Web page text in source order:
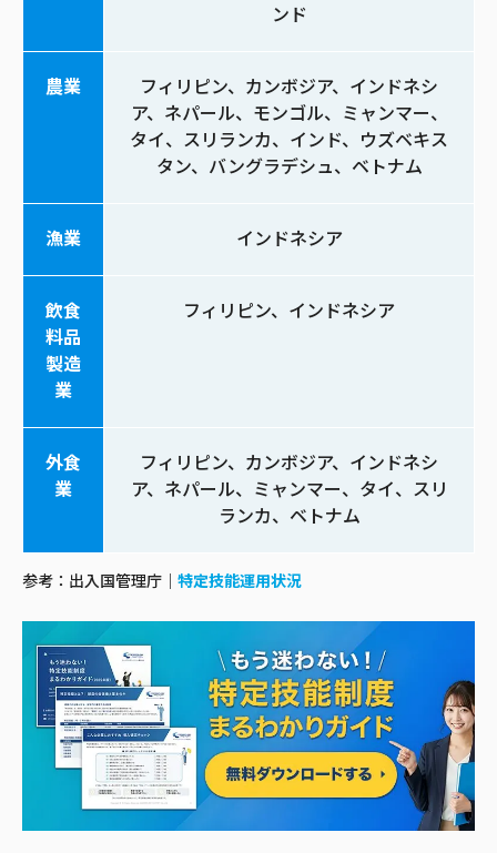
ンド
農業
フィリピン、カンボジア、インドネシ
ア、ネパール、モンゴル、ミャンマー、
タイ、スリランカ、インド、ウズベキス
タン、バングラデシュ、ベトナム
漁業 インドネシア
飲食
料品
製造
業
フィリピン、インドネシア
外食
業
フィリピン、カンボジア、インドネシ
ア、ネパール、ミャンマー、タイ、スリ
ランカ、ベトナム
参考：出入国管理庁｜ 特定技能運用状況